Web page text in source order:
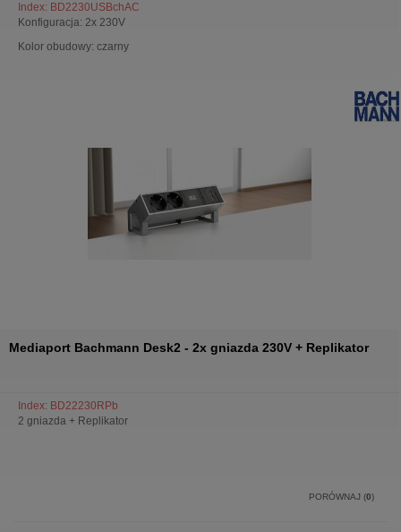
Index: BD2230USBchAC
Konfiguracja: 2x 230V
Kolor obudowy: czarny
Mediaport Bachmann Desk2 - 2x gniazda 230V + Replikator
Index: BD22230RPb
2 gniazda + Replikator
PORÓWNAJ (0)